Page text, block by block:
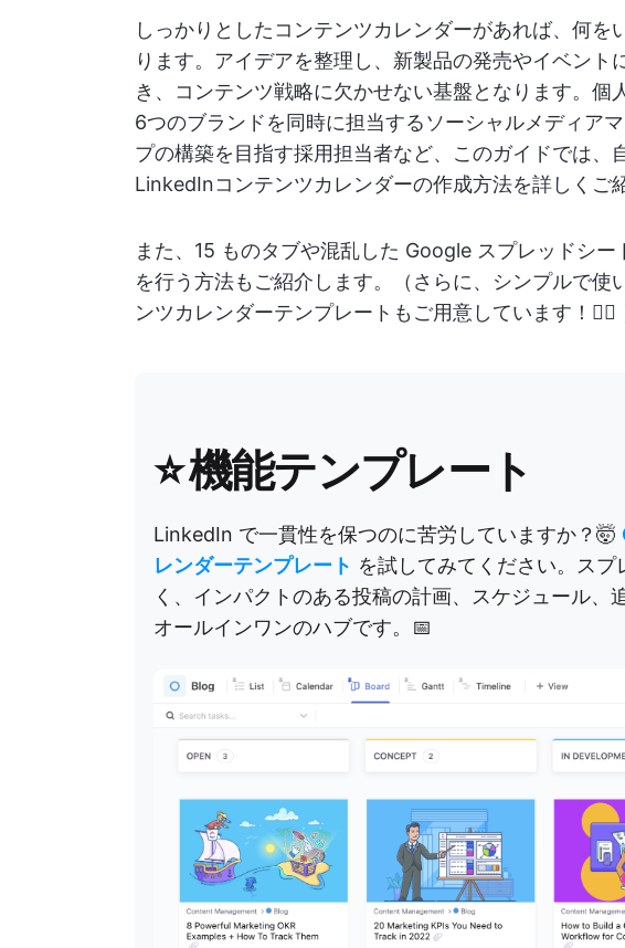
しっかりとしたコンテンツカレンダーがあれば、何を
ります。アイデアを整理し、新製品の発売やイベント
き、コンテンツ戦略に欠かせない基盤となります。個
6つのブランドを同時に担当するソーシャルメディア
プの構築を目指す採用担当者など、このガイドでは、
LinkedInコンテンツカレンダーの作成方法を詳しくご
また、15 ものタブや混乱した Google スプレッドシー
を行う方法もご紹介します。（さらに、シンプルで
ンツカレンダーテンプレートもご用意しています！👇🏼
⭐機能テンプレート
LinkedIn で一貫性を保つのに苦労していますか？🤯
レンダーテンプレート を試してみてください。ス
く、インパクトのある投稿の計画、スケジュール、
オールインワンのハブです。📅